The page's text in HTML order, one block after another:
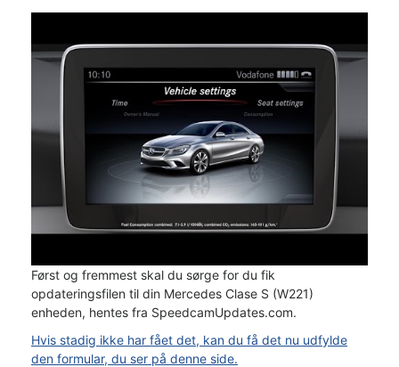
Først og fremmest skal du sørge for du fik
opdateringsfilen til din Mercedes Clase S (W221)
enheden, hentes fra SpeedcamUpdates.com.
Hvis stadig ikke har fået det, kan du få det nu udfylde
den formular, du ser på denne side.